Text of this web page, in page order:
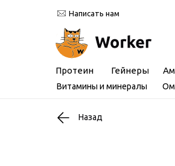
Протеин Гейнеры
Витамины и минералы
Написать нам
Назад